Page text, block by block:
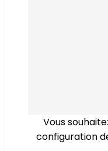
Vous
configuration